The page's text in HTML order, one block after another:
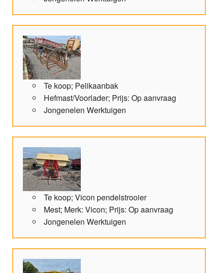
Te koop; Pelikaanbak
Hefmast/Voorlader; Prijs: Op aanvraag
Jongenelen Werktuigen
Te koop; Vicon pendelstrooier
Mest; Merk: Vicon; Prijs: Op aanvraag
Jongenelen Werktuigen